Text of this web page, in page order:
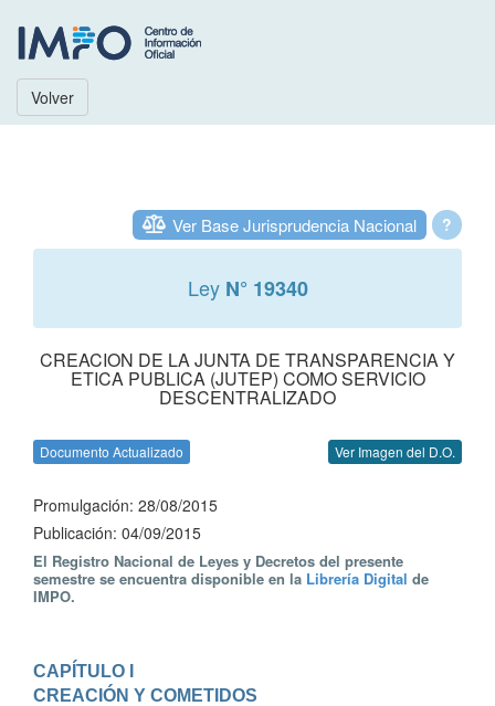
Volver
?
Ver Base Jurisprudencia Nacional
Ley N° 19340
CREACION DE LA JUNTA DE TRANSPARENCIA Y
ETICA PUBLICA (JUTEP) COMO SERVICIO
DESCENTRALIZADO
Documento Actualizado Ver Imagen del D.O.
Promulgación: 28/08/2015
Publicación: 04/09/2015
El Registro Nacional de Leyes y Decretos del presente
semestre se encuentra disponible en la Librería Digital de
IMPO.
CAPÍTULO I
CREACIÓN Y COMETIDOS